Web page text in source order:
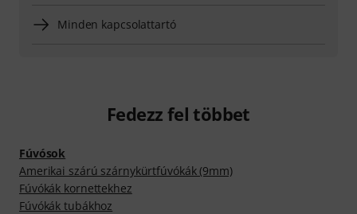
Minden kapcsolattartó
Fedezz fel többet
Fúvósok
Amerikai szárú szárnykürtfúvókák (9mm)
Fúvókák kornettekhez
Fúvókák tubákhoz